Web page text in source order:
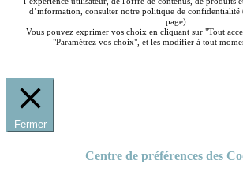
d’information, consulter notre politique de confidentialité
page).
Vous pouvez exprimer vos choix en cliquant sur "Tout
"Paramétrez vos choix", et les modifier à tout
Fermer
Centre de préférences des